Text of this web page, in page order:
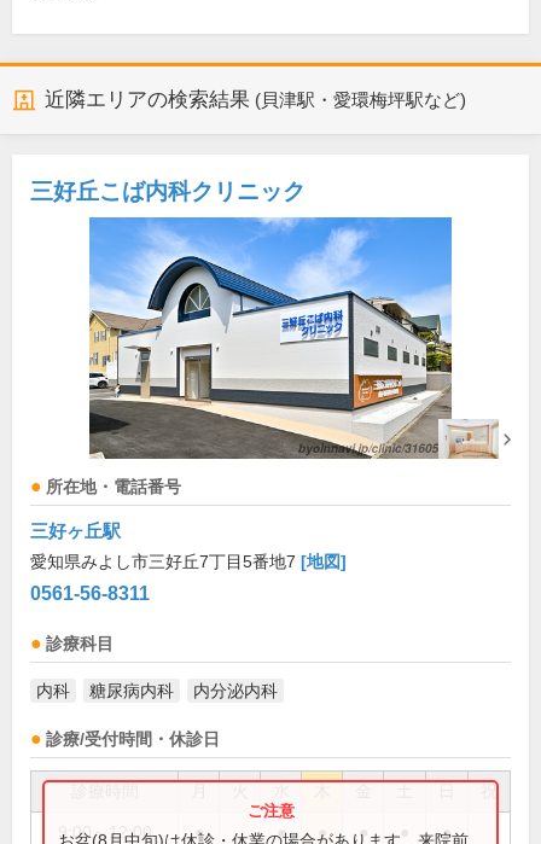
近隣エリアの検索結果 (貝津駅・愛環梅坪駅など)
三好丘こば内科クリニック
所在地・電話番号
三好ヶ丘駅
愛知県みよし市三好丘7丁目5番地7 [地図]
0561-56-8311
診療科目
内科 糖尿病内科 内分泌内科
診療/受付時間・休診日
祝
9:00～12:00 ● ● ● ● ●
お盆(8月中旬)は休診・休業の場合があります。来院前